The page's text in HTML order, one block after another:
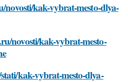
novosti/kak-vybrat-mesto-dlya-
novosti/kak-vybrat-mesto-
kak-vybrat-mesto-dlya-